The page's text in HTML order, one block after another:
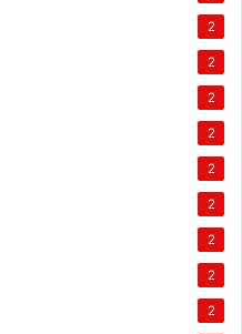
2
2
2
2
2
2
2
2
2